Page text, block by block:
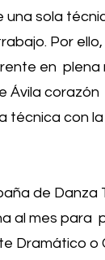
una sola
Por
en plena
Ávila
técnica con
de Danza
al mes para
Dramático o